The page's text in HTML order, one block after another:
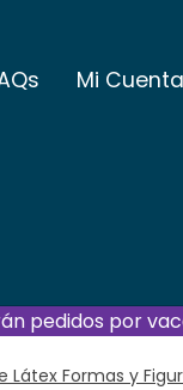
Mi Cuenta
pedidos por
Látex Formas y